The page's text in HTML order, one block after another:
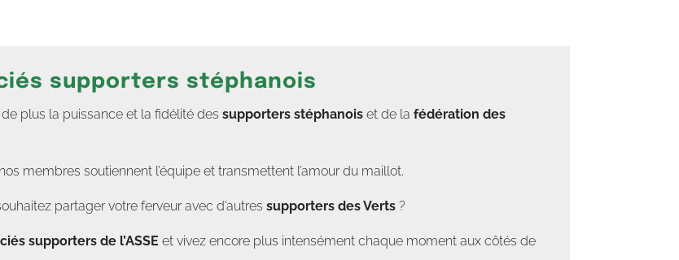
supporters stéphanois
plus la puissance et la fidélité des supporters stéphanois et de la fédération des
membres soutiennent l’équipe et transmettent l’amour du maillot.
partager votre ferveur avec d’autres supporters des Verts ?
supporters de l’ASSE et vivez encore plus intensément chaque moment aux côtés de